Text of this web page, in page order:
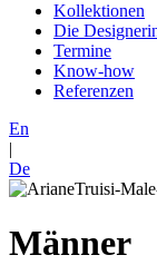
Kollektionen
Die
Termine
Know-how
Referenzen
En
|
De
Männer